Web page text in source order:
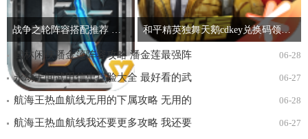
和平精英独舞天鹅cdkey兑换码领取免费2022 吃鸡独舞天鹅cdk兑换码最新汇总
武林闲侠潘金莲阵容攻略 潘金莲最强阵
容搭配推荐
06-28
永劫无间武田信忠捏脸大全 最好看的武
田信忠捏脸数据一览
06-27
航海王热血航线无用的下属攻略 无用的
下属探索通关打法详解
06-28
航海王热血航线我还要更多攻略 我还要 06-27